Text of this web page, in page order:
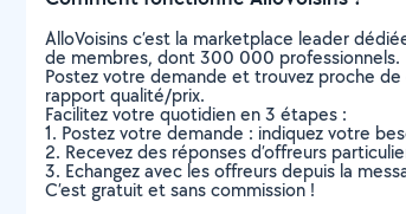
AlloVoisins c’est la marketplace leader
de membres, dont 300 000 professionnels.
Postez votre demande et trouvez proche
rapport qualité/prix.
Facilitez votre quotidien en 3 étapes :
1. Postez votre demande : indiquez votre
2. Recevez des réponses d’offreurs
3. Echangez avec les offreurs depuis la
C’est gratuit et sans commission !